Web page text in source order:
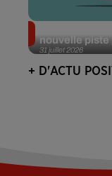
31 juillet 2026
nouvelle piste
+ D'ACTU